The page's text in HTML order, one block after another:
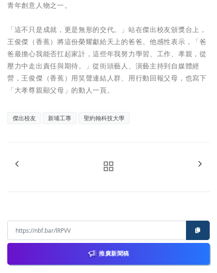
青年創意人物之一。
「這不只是成就，更是無形的交代。」站在傑出校友頒獎台上，
王俊傑（香蕉）將這份榮耀獻給天上的爸爸。他感性表示，「爸
爸最擔心我能否扛起家計，這些年我努力學習、工作、孝親，從
壓力中走出責任與期待。」從街頭藝人、演藝主持到自媒體經
營，王俊傑（香蕉）用笑聲連結人群、用行動回報父母，也寫下
「大孝尊親顯父母」的動人一頁。
傑出校友 新埔工專 聖約翰科技大學
推廣新聞稿